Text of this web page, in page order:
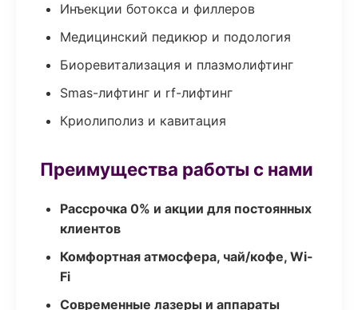
Инъекции ботокса и филлеров
Медицинский педикюр и подология
Биоревитализация и плазмолифтинг
Smas-лифтинг и rf-лифтинг
Криолиполиз и кавитация
Преимущества работы с нами
Рассрочка 0% и акции для постоянных
клиентов
Комфортная атмосфера, чай/кофе, Wi-
Fi
Современные лазеры и аппараты